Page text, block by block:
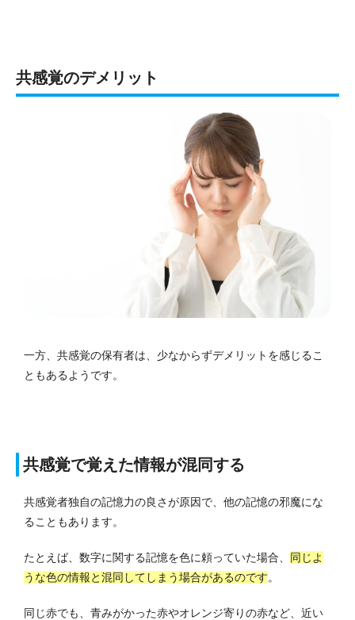
共感覚のデメリット
一方、共感覚の保有者は、少なからずデメリットを感じるこ
ともあるようです。
共感覚で覚えた情報が混同する
共感覚者独自の記憶力の良さが原因で、他の記憶の邪魔にな
ることもあります。
たとえば、数字に関する記憶を色に頼っていた場合、 同じよ
うな色の情報と混同してしまう場合があるのです。
同じ赤でも、青みがかった赤やオレンジ寄りの赤など、近い